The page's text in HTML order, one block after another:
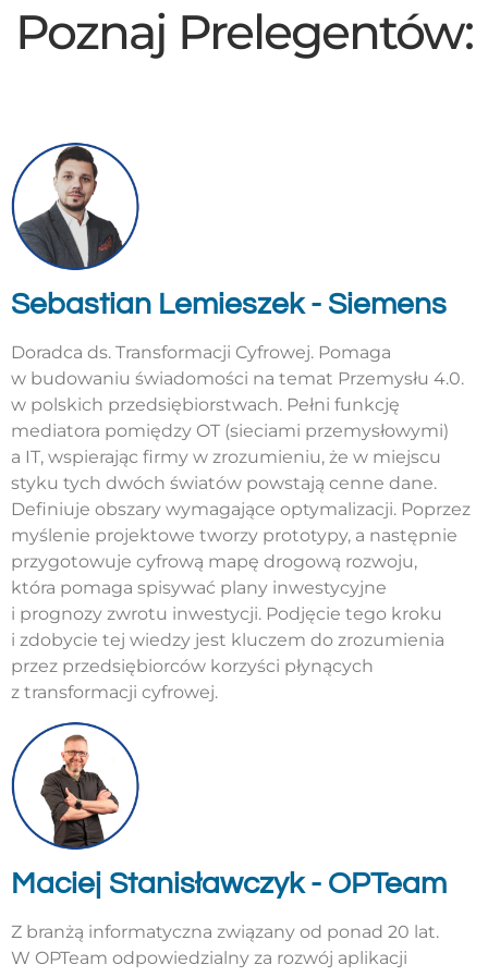
Poznaj Prelegentów:
Sebastian Lemieszek - Siemens
Doradca ds. Transformacji Cyfrowej. Pomaga
w budowaniu świadomości na temat Przemysłu 4.0.
w polskich przedsiębiorstwach. Pełni funkcję
mediatora pomiędzy OT (sieciami przemysłowymi)
a IT, wspierając firmy w zrozumieniu, że w miejscu
styku tych dwóch światów powstają cenne dane.
Definiuje obszary wymagające optymalizacji. Poprzez
myślenie projektowe tworzy prototypy, a następnie
przygotowuje cyfrową mapę drogową rozwoju,
która pomaga spisywać plany inwestycyjne
i prognozy zwrotu inwestycji. Podjęcie tego kroku
i zdobycie tej wiedzy jest kluczem do zrozumienia
przez przedsiębiorców korzyści płynących
z transformacji cyfrowej.
Maciej Stanisławczyk - OPTeam
Z branżą informatyczna związany od ponad 20 lat.
W OPTeam odpowiedzialny za rozwój aplikacji